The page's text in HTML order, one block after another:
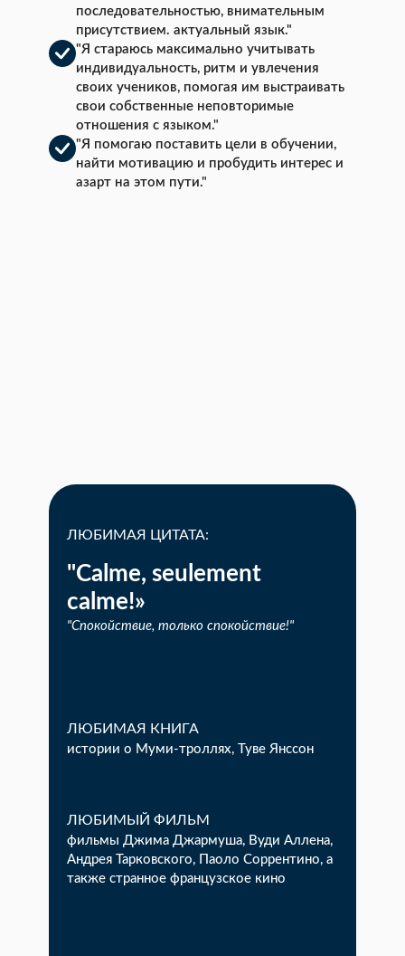
последовательностью, внимательным
присутствием. актуальный язык."
"Я стараюсь максимально учитывать
индивидуальность, ритм и увлечения
своих учеников, помогая им выстраивать
свои собственные неповторимые
отношения с языком."
"Я помогаю поставить цели в обучении,
найти мотивацию и пробудить интерес и
азарт на этом пути."
ЛЮБИМАЯ КНИГА
истории о Муми-троллях, Туве Янссон
ЛЮБИМЫЙ ФИЛЬМ
фильмы Джима Джармуша, Вуди Аллена,
Андрея Тарковского, Паоло Соррентино, а
также странное французское кино
"Calme, seulement
calme!»
"Спокойствие, только спокойствие!"
ЛЮБИМАЯ ЦИТАТА: